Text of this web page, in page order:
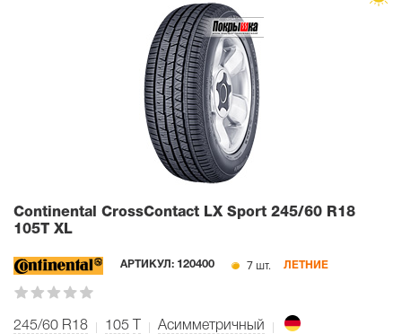
Continental CrossContact LX Sport 245/60 R18
105T XL
АРТИКУЛ: 120400 7 шт. ЛЕТНИЕ
245/60 R18 105 Асимметричный